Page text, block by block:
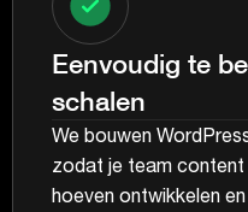
Eenvoudig te
schalen
We bouwen
zodat je team
hoeven ontwikkelen